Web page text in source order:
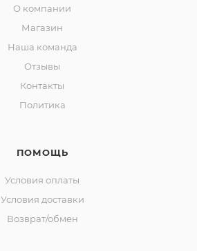
О компании
Магазин
Наша команда
Отзывы
Контакты
Политика
ПОМОЩЬ
Условия оплаты
Условия доставки
Возврат/обмен